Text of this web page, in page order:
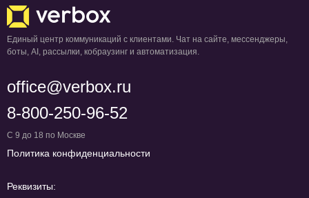
Единый центр коммуникаций с клиентами. Чат на сайте, мессенджеры,
боты, AI, рассылки, кобраузинг и автоматизация.
office@verbox.ru
8-800-250-96-52
С 9 до 18 по Москве
Политика конфиденциальности
Реквизиты: